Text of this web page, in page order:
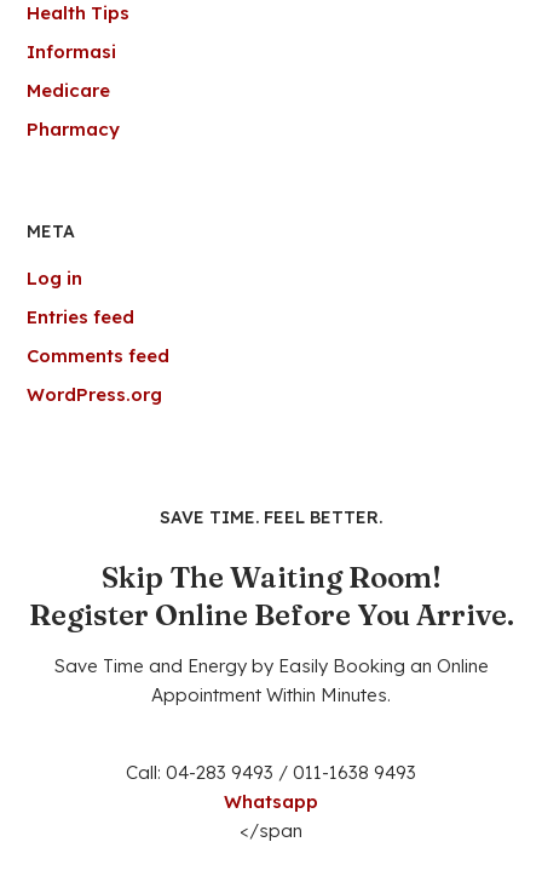
Health Tips
Informasi
Medicare
Pharmacy
META
Log in
Entries feed
Comments feed
WordPress.org
SAVE TIME. FEEL BETTER.
Skip The Waiting Room!
Register Online Before You Arrive.
Save Time and Energy by Easily Booking an Online
Appointment Within Minutes.
Call: 04-283 9493 / 011-1638 9493
Whatsapp
</span